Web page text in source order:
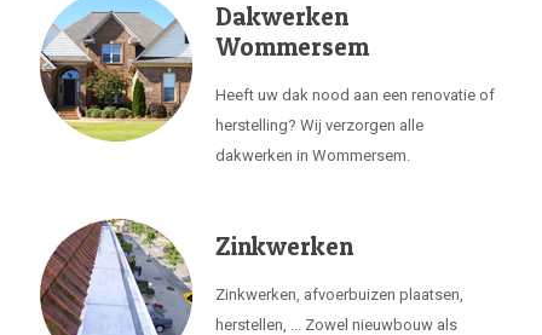
Dakwerken
Wommersem
Heeft uw dak nood aan een renovatie of
herstelling? Wij verzorgen alle
dakwerken in Wommersem.
Zinkwerken
Zinkwerken, afvoerbuizen plaatsen,
herstellen, ... Zowel nieuwbouw als